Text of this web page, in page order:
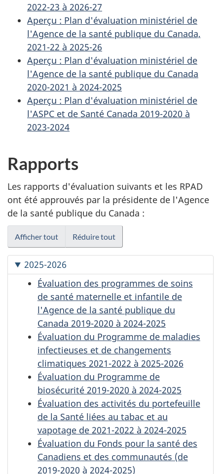
2022-23 à 2026-27
Aperçu : Plan d'évaluation ministériel de
l'Agence de la santé publique du Canada,
2021-22 à 2025-26
Aperçu : Plan d'évaluation ministériel de
l'Agence de la santé publique du Canada
2020-2021 à 2024-2025
Aperçu : Plan d'évaluation ministériel de
l'ASPC et de Santé Canada 2019-2020 à
2023-2024
Rapports
Les rapports d'évaluation suivants et les RPAD
ont été approuvés par la présidente de l'Agence
de la santé publique du Canada :
Afficher tout Réduire tout
2025-2026
Évaluation des programmes de soins
de santé maternelle et infantile de
l'Agence de la santé publique du
Canada 2019-2020 à 2024-2025
Évaluation du Programme de maladies
infectieuses et de changements
climatiques 2021-2022 à 2025-2026
Évaluation du Programme de
biosécurité 2019-2020 à 2024-2025
Évaluation des activités du portefeuille
de la Santé liées au tabac et au
vapotage de 2021-2022 à 2024-2025
Évaluation du Fonds pour la santé des
Canadiens et des communautés (de
2019-2020 à 2024-2025)